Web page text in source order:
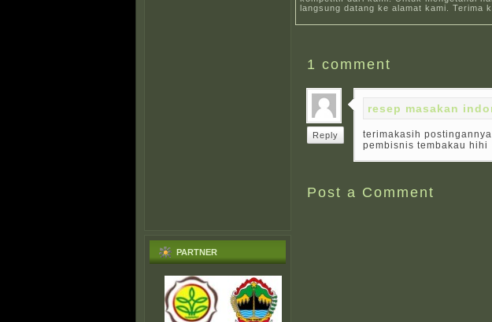
PARTNER
langsung datang ke alamat kami. Terima
1 comment
Reply
resep masakan
terimakasih
pembisnis tembakau hihi
Post a Comment